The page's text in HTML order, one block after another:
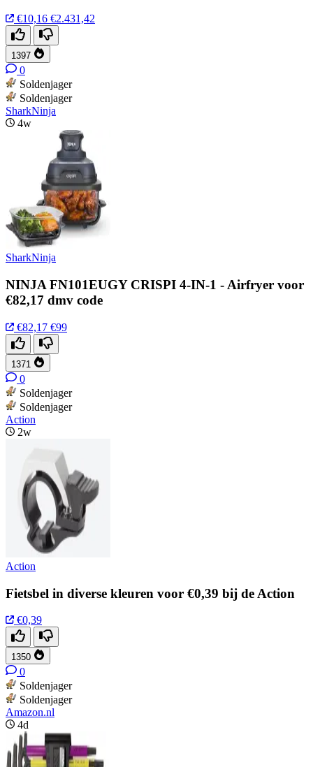
€10,16 €2.431,42
1397
0
Soldenjager
Soldenjager
SharkNinja
4w
SharkNinja
NINJA FN101EUGY CRISPI 4-IN-1 - Airfryer voor
€82,17 dmv code
€82,17 €99
1371
0
Soldenjager
Soldenjager
Action
2w
Action
Fietsbel in diverse kleuren voor €0,39 bij de Action
€0,39
1350
0
Soldenjager
Soldenjager
Amazon.nl
4d